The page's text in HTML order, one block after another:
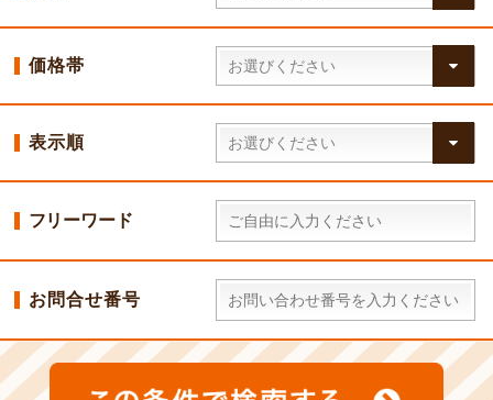
価格帯
表示順
フリーワード
お問合せ番号